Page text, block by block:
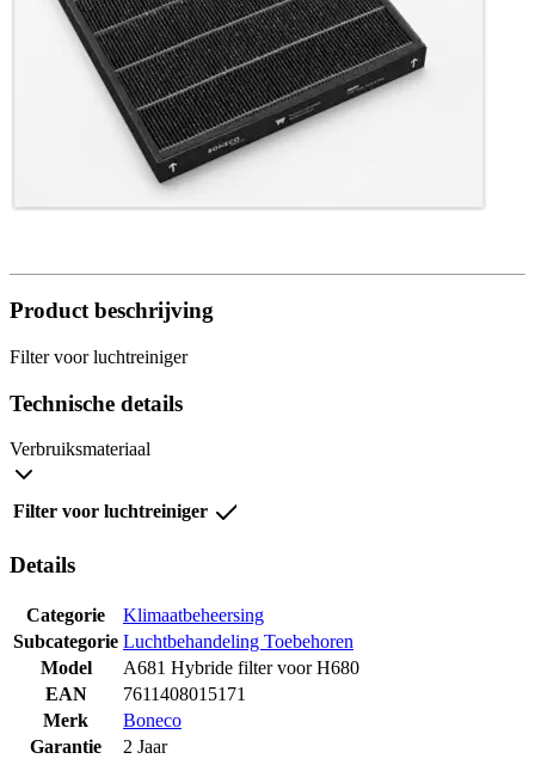
Product beschrijving
Filter voor luchtreiniger
Technische details
Verbruiksmateriaal
Filter voor luchtreiniger
Details
Categorie
Klimaatbeheersing
Subcategorie Luchtbehandeling Toebehoren
Model
A681 Hybride filter voor H680
EAN
7611408015171
Merk
Boneco
Garantie
2 Jaar